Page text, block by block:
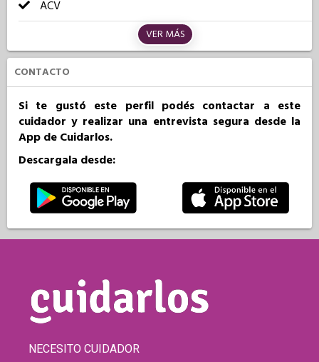
ACV
VER MÁS
CONTACTO
Si te gustó este perfil podés contactar a este
cuidador y realizar una entrevista segura desde la
App de Cuidarlos.
Descargala desde:
NECESITO CUIDADOR